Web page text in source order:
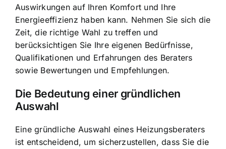
Auswirkungen auf Ihren Komfort und Ihre
Energieeffizienz haben kann. Nehmen Sie sich die
Zeit, die richtige Wahl zu treffen und
berücksichtigen Sie Ihre eigenen Bedürfnisse,
Qualifikationen und Erfahrungen des Beraters
sowie Bewertungen und Empfehlungen.
Die Bedeutung einer gründlichen
Auswahl
Eine gründliche Auswahl eines Heizungsberaters
ist entscheidend, um sicherzustellen, dass Siedie